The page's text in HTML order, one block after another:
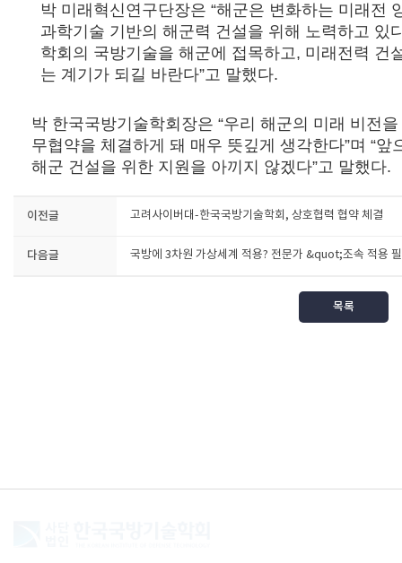
박 미래혁신연구단장은 “해군은 변화하는 미래전
과학기술 기반의 해군력 건설을 위해 노력하고 있
학회의 국방기술을 해군에 접목하고, 미래전력 건
는 계기가 되길 바란다”고 말했다.
박 한국국방기술학회장은 “우리 해군의 미래 비전
무협약을 체결하게 돼 매우 뜻깊게 생각한다”며 “
해군 건설을 위한 지원을 아끼지 않겠다”고 말했다.
이전글 고려사이버대-한국국방기술학회, 상호협력 협약 체결
다음글 국방에 3차원 가상세계 적용? 전문가 &quot;조속 적용
목록